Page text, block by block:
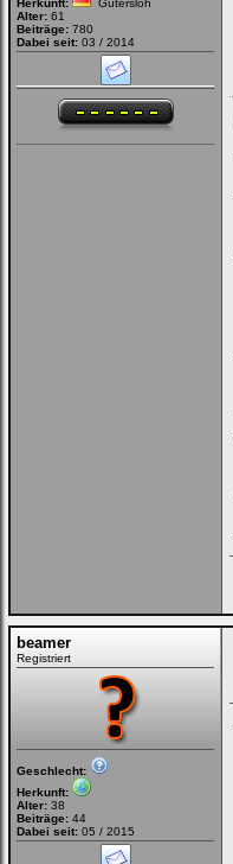
Herkunft:
Gütersloh
Alter: 61
Beiträge: 780
Dabei seit: 03 / 2014
beamer
Registriert
Geschlecht:
Herkunft:
Alter: 38
Beiträge: 44
Dabei seit: 05 / 2015